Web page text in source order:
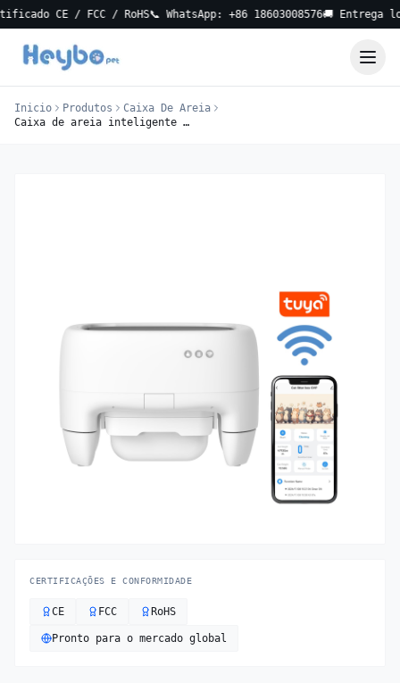
CE / FCC / RoHS 📞 WhatsApp: +86 18603008576🚚 Entrega local
Inicio Produtos
Caixa De Areia
Caixa de areia inteligente ICB-16
CERTIFICAÇÕES E CONFORMIDADE
CE FCC RoHS
Pronto para o mercado global